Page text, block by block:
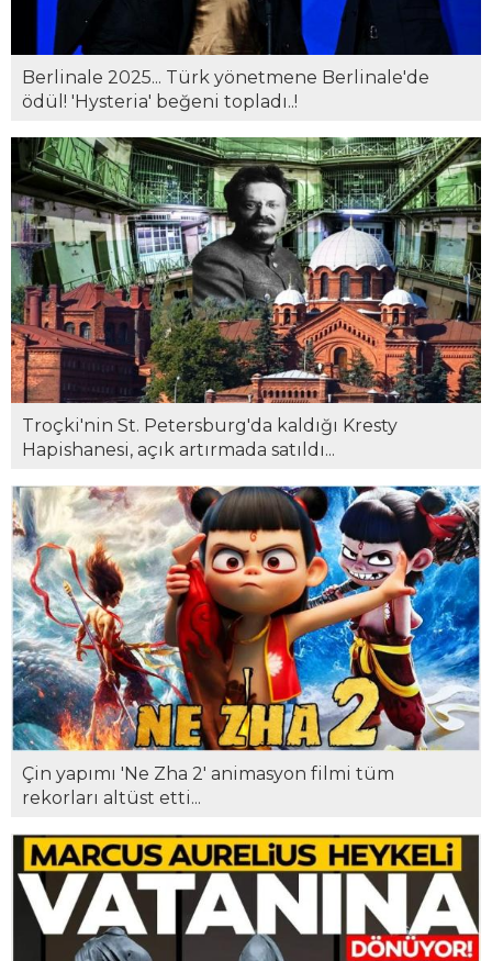
Berlinale 2025... Türk yönetmene Berlinale'de
ödül! 'Hysteria' beğeni topladı..!
Troçki'nin St. Petersburg'da kaldığı Kresty
Hapishanesi, açık artırmada satıldı...
Çin yapımı 'Ne Zha 2' animasyon filmi tüm
rekorları altüst etti...